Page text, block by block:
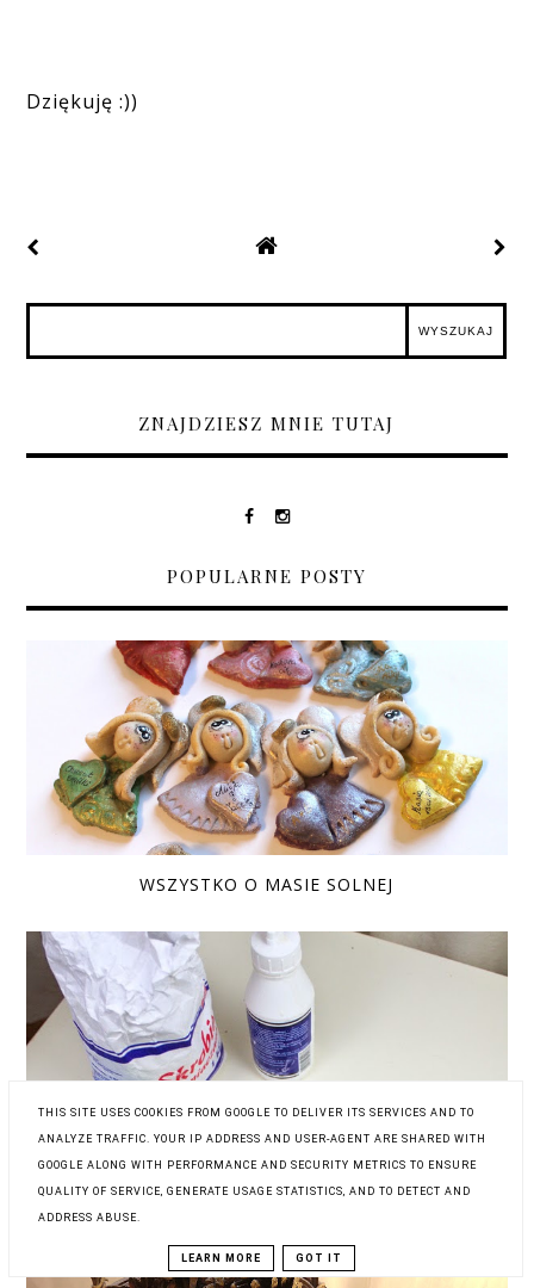
Dziękuję :))
ZNAJDZIESZ MNIE TUTAJ
POPULARNE POSTY
WSZYSTKO O MASIE SOLNEJ
ANIOŁ Z ZIMNEJ PORCELANY
THIS SITE USES COOKIES FROM GOOGLE TO DELIVER ITS SERVICES AND TO
ANALYZE TRAFFIC. YOUR IP ADDRESS AND USER-AGENT ARE SHARED WITH
GOOGLE ALONG WITH PERFORMANCE AND SECURITY METRICS TO ENSURE
QUALITY OF SERVICE, GENERATE USAGE STATISTICS, AND TO DETECT AND
ADDRESS ABUSE.
LEARN MORE GOT IT